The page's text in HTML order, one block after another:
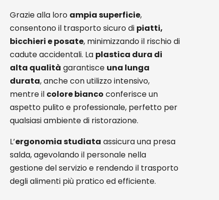
Grazie alla loro ampia superficie,
consentono il trasporto sicuro di piatti,
bicchieri e posate, minimizzando il rischio di
cadute accidentali. La plastica dura di
alta qualità garantisce una lunga
durata, anche con utilizzo intensivo,
mentre il colore bianco conferisce un
aspetto pulito e professionale, perfetto per
qualsiasi ambiente di ristorazione.
L’ergonomia studiata assicura una presa
salda, agevolando il personale nella
gestione del servizio e rendendo il trasporto
degli alimenti più pratico ed efficiente.